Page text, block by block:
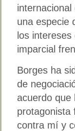
una especie
los
imparcial
Borges ha
de
acuerdo
protagonista
contra mí y